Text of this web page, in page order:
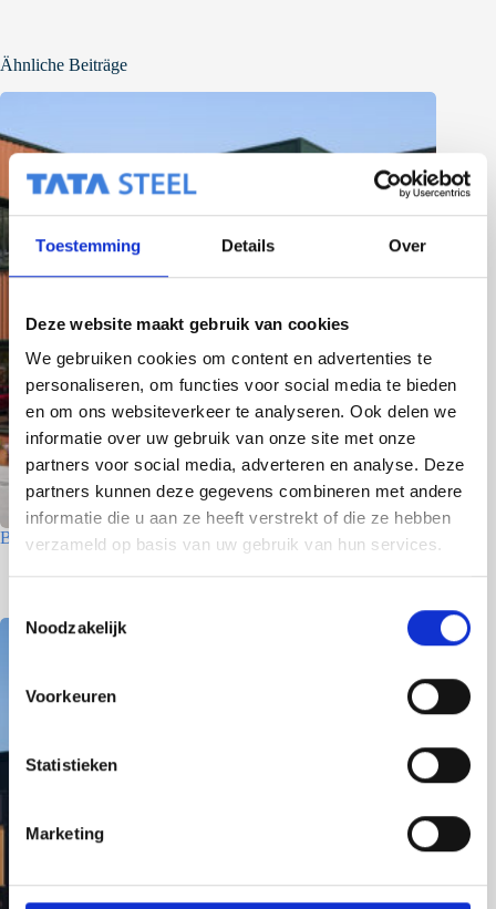
Toestemming Details Over
Deze website maakt gebruik van cookies
We gebruiken cookies om content en advertenties te
personaliseren, om functies voor social media te bieden
en om ons websiteverkeer te analyseren. Ook delen we
informatie over uw gebruik van onze site met onze
partners voor social media, adverteren en analyse. Deze
partners kunnen deze gegevens combineren met andere
informatie die u aan ze heeft verstrekt of die ze hebben
verzameld op basis van uw gebruik van hun services.
Noodzakelijk
Voorkeuren
Statistieken
Marketing
Ähnliche Beiträge
Betriebsgebäude – Den Helder
8 Juni 2026